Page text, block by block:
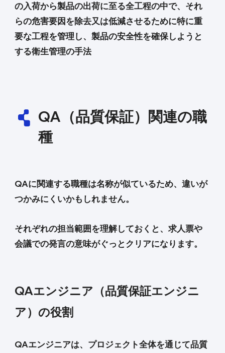
の入荷から製品の出荷に至る全工程の中で、それ
らの危害要因を除去又は低減させるために特に重
要な工程を管理し、製品の安全性を確保しようと
する衛生管理の手法
QA（品質保証）関連の職
種
QAに関連する職種は名称が似ているため、違いが
つかみにくいかもしれません。
それぞれの担当範囲を理解しておくと、求人票や
会議での発言の意味がぐっとクリアになります。
QAエンジニア（品質保証エンジニ
ア）の役割
QAエンジニアは、プロジェクト全体を通じて品質